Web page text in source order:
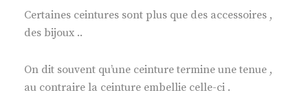
Certaines ceintures sont plus que des accessoires ,
des bijoux ..
On dit souvent qu’une ceinture termine une tenue ,
au contraire la ceinture embellie celle-ci .